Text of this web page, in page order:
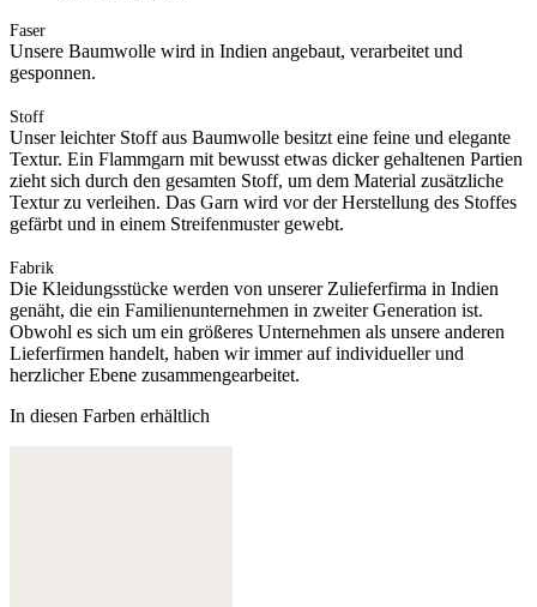
Faser
Unsere Baumwolle wird in Indien angebaut, verarbeitet und
gesponnen.
Stoff
Unser leichter Stoff aus Baumwolle besitzt eine feine und elegante
Textur. Ein Flammgarn mit bewusst etwas dicker gehaltenen Partien
zieht sich durch den gesamten Stoff, um dem Material zusätzliche
Textur zu verleihen. Das Garn wird vor der Herstellung des Stoffes
gefärbt und in einem Streifenmuster gewebt.
Fabrik
Die Kleidungsstücke werden von unserer Zulieferfirma in Indien
genäht, die ein Familienunternehmen in zweiter Generation ist.
Obwohl es sich um ein größeres Unternehmen als unsere anderen
Lieferfirmen handelt, haben wir immer auf individueller und
herzlicher Ebene zusammengearbeitet.
In diesen Farben erhältlich